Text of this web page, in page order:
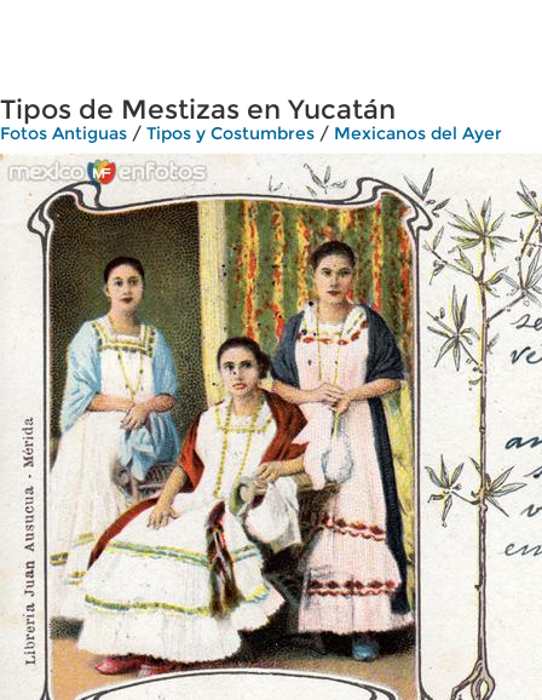
Tipos de Mestizas en Yucatán
Fotos Antiguas / Tipos y Costumbres / Mexicanos del Ayer